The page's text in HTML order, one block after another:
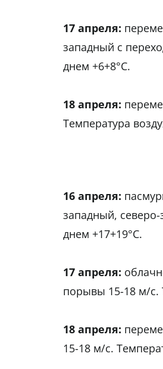
17 апреля:
западный с
днем +6+8°С.
18 апреля:
Температура
16 апреля:
западный,
днем +17+19°С.
17 апреля:
порывы 15-18 м/с.
18 апреля:
15-18 м/с.